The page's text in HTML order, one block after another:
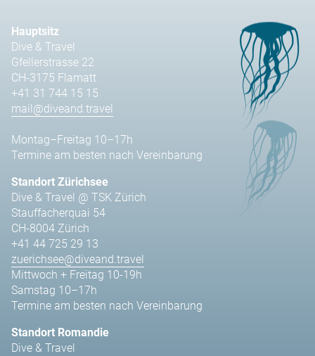
Hauptsitz
Dive & Travel
Gfellerstrasse 22
CH-3175 Flamatt
+41 31 744 15 15
mail@diveand.travel
Montag–Freitag 10–17h
Termine am besten nach Vereinbarung
Standort Zürichsee
Dive & Travel @ TSK Zürich
Stauffacherquai 54
CH-8004 Zürich
+41 44 725 29 13
zuerichsee@diveand.travel
Mittwoch + Freitag 10-19h
Samstag 10–17h
Termine am besten nach Vereinbarung
Standort Romandie
Dive & Travel